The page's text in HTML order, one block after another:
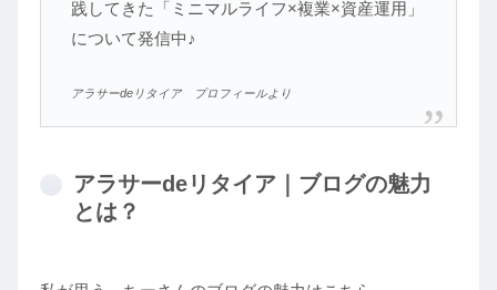
践してきた「ミニマルライフ×複業×資産運用」
について発信中♪
アラサーdeリタイア プロフィールより
アラサーdeリタイア｜ブログの魅力
とは？